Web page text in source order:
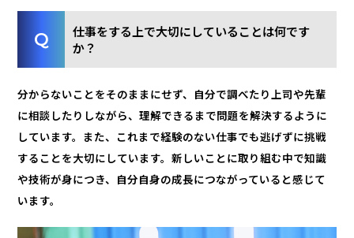
仕事をする上で大切にしていることは何です
か？
分からないことをそのままにせず、自分で調べたり上司や先輩
に相談したりしながら、理解できるまで問題を解決するように
しています。また、これまで経験のない仕事でも逃げずに挑戦
することを大切にしています。新しいことに取り組む中で知識
や技術が身につき、自分自身の成長につながっていると感じて
います。